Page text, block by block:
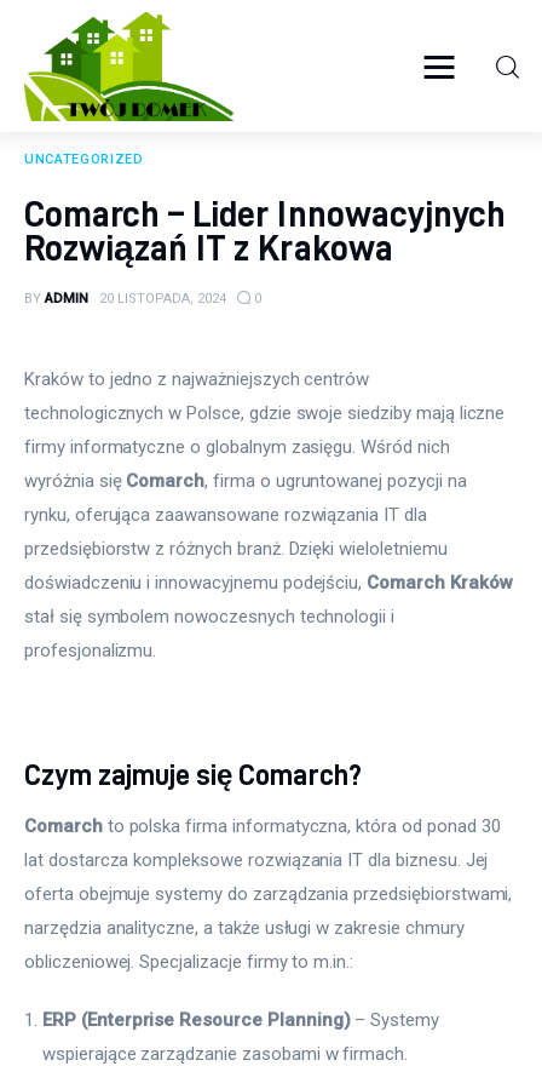
Twój domek
TWOJE ŻYCIE
Ogród
Kuchnia
Sypialnia
Budowa
UNCATEGORIZED
Comarch – Lider Innowacyjnych
Rozwiązań IT z Krakowa
BY ADMIN 20 LISTOPADA, 2024 0
Kraków to jedno z najważniejszych centrów
technologicznych w Polsce, gdzie swoje siedziby mają liczne
firmy informatyczne o globalnym zasięgu. Wśród nich
wyróżnia się Comarch, firma o ugruntowanej pozycji na
rynku, oferująca zaawansowane rozwiązania IT dla
przedsiębiorstw z różnych branż. Dzięki wieloletniemu
doświadczeniu i innowacyjnemu podejściu, Comarch Kraków
stał się symbolem nowoczesnych technologii i
profesjonalizmu.
Czym zajmuje się Comarch?
Comarch to polska firma informatyczna, która od ponad 30
lat dostarcza kompleksowe rozwiązania IT dla biznesu. Jej
oferta obejmuje systemy do zarządzania przedsiębiorstwami,
narzędzia analityczne, a także usługi w zakresie chmury
obliczeniowej. Specjalizacje firmy to m.in.:
ERP (Enterprise Resource Planning)– Systemy
wspierające zarządzanie zasobami w firmach.